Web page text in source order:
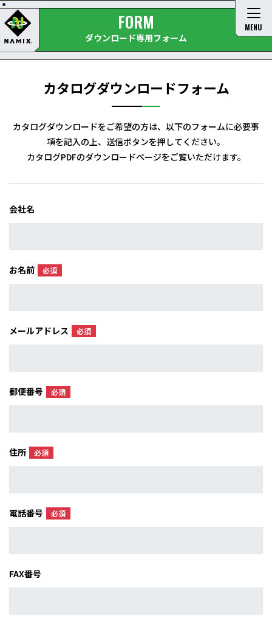
MENU
FORM
ダウンロード専用フォーム
カタログダウンロードフォーム
カタログダウンロードをご希望の方は、以下のフォームに必要事
項を記入の上、送信ボタンを押してください。
カタログPDFのダウンロードページをご覧いただけます。
会社名
お名前 必須
メールアドレス 必須
郵便番号 必須
住所 必須
電話番号 必須
FAX番号